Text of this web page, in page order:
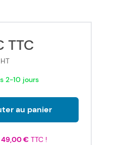
TTC
HT
2-10 jours
au panier
49,00 €TTC !